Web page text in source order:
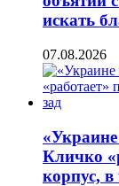
искать
07.08.2026
Кличко
корпус, в